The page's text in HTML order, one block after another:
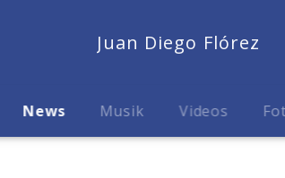
Juan Diego Flórez
News Musik Videos